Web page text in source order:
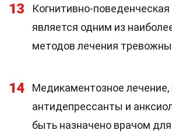
13
Когнитивно-
является одним из
методов лечения
14
Медикаментозное лечение,
антидепрессанты и
быть назначено врачом